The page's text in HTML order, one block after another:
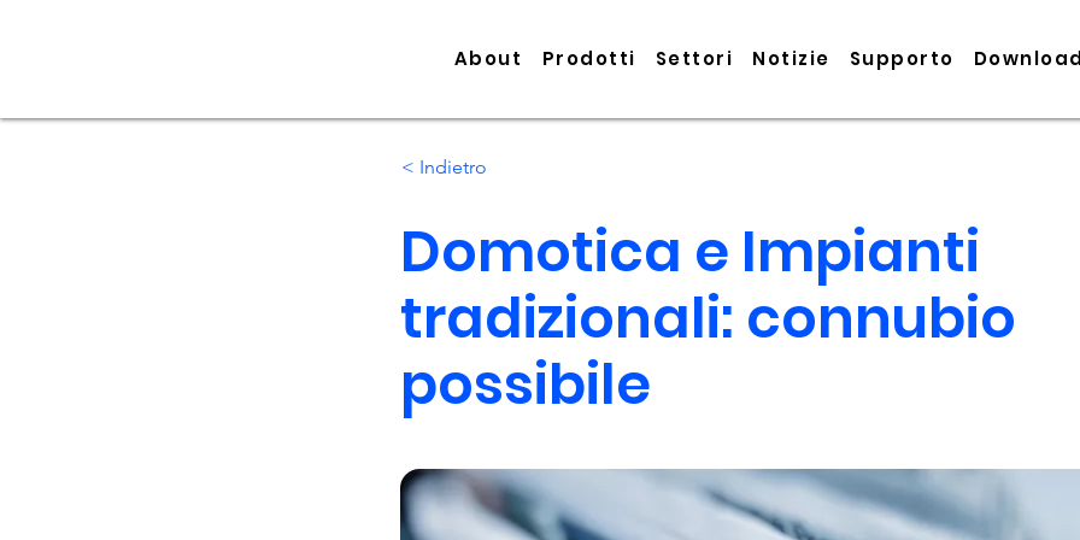
About Prodotti Settori Notizie Supporto Download
< Indietro
Domotica e Impianti
tradizionali: connubio
possibile